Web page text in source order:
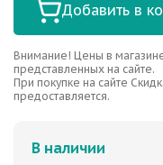
Добавить в
Внимание! Цены в
представленных на сайте.
При покупке на сайте
предоставляется.
В наличии